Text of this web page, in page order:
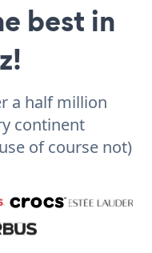
best in
a half million
continent
of course not)